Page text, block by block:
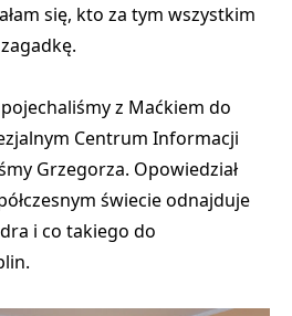
się, kto za tym wszystkim
pojechaliśmy z Maćkiem do
Centrum Informacji
Grzegorza. Opowiedział
świecie odnajduje
i co takiego do